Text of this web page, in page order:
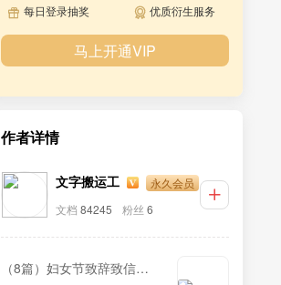
每日登录抽奖
优质衍生服务
马上开通VIP
作者详情
文字搬运工
永久会员
文档 84245 粉丝 6
（8篇）妇女节致辞致信汇